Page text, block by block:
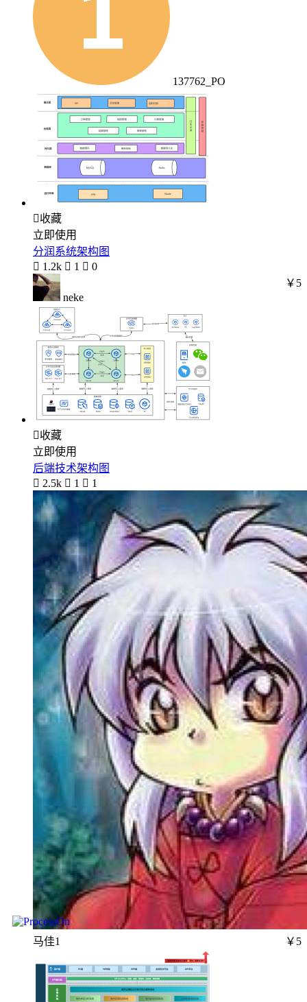
137762_PO
收藏
立即使用
分润系统架构图
 1.2k  1  0
neke
￥5
收藏
立即使用
后端技术架构图
 2.5k  1  1
马佳1 ￥5